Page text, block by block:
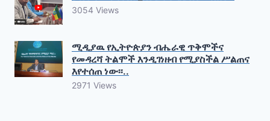
3054 Views
ሚዲያዉ የኢትዮጵያን ብሔራዊ ጥቅሞችና
የመዳረሻ ትልሞች እንዲገነዘብ የሚያስችል ሥልጠና
እየተሰጠ ነው፡፡..
2971 Views